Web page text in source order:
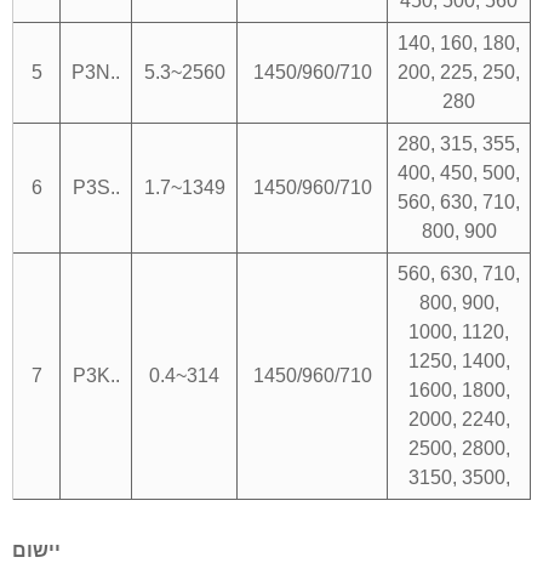
5 P3N.. 5.3~2560 1450/960/710
140, 160, 180,
200, 225, 250,
280
6 P3S.. 1.7~1349 1450/960/710
280, 315, 355,
400, 450, 500,
560, 630, 710,
800, 900
7 P3K.. 0.4~314 1450/960/710
560, 630, 710,
800, 900,
1000, 1120,
1250, 1400,
1600, 1800,
2000, 2240,
2500, 2800,
3150, 3500,
יישום